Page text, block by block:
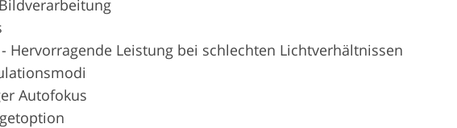
- Hervorragende Leistung bei schlechten Lichtverhältnissen
Autofokus